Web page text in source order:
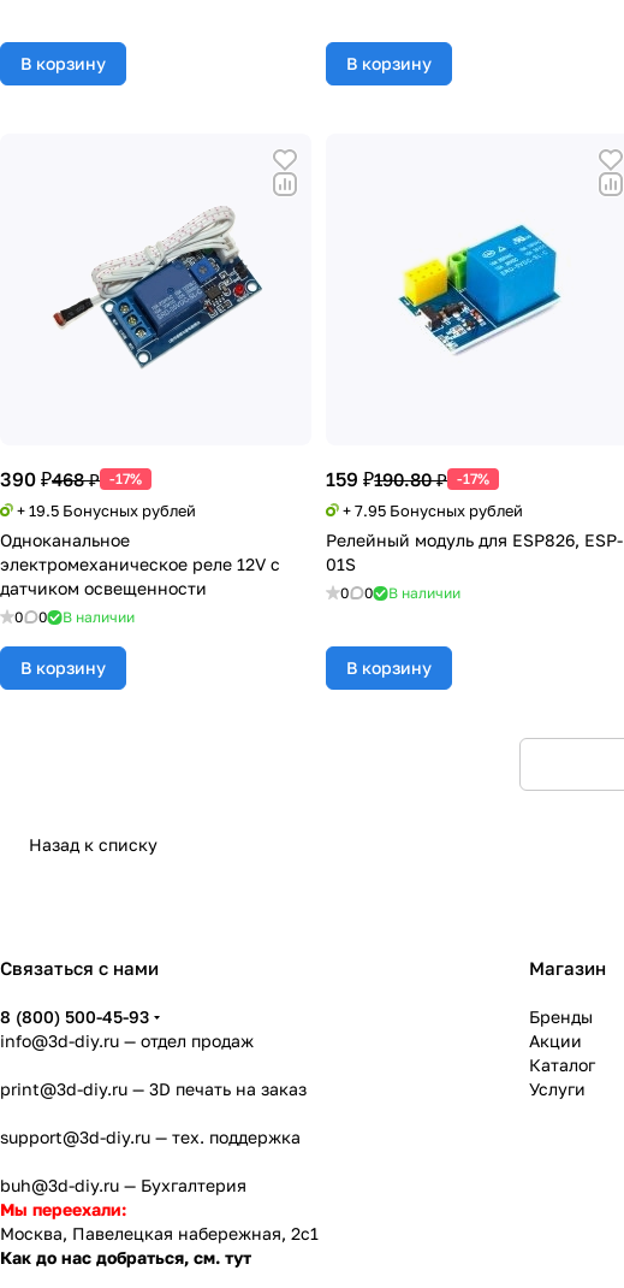
В корзину В корзину
390 ₽468 ₽ -17%
+ 19.5 Бонусных рублей
Одноканальное
электромеханическое реле 12V с
датчиком освещенности
0 0 В наличии
В корзину
159 ₽190.80 ₽ -17%
+ 7.95 Бонусных рублей
Релейный модуль для ESP826, ESP-
01S
0 0 В наличии
В корзину
Назад к списку
Связаться с нами
8 (800) 500-45-93
info@3d-diy.ru — отдел продаж
print@3d-diy.ru — 3D печать на заказ
support@3d-diy.ru — тех. поддержка
buh@3d-diy.ru — Бухгалтерия
Мы переехали:
Москва, Павелецкая набережная, 2с1
Как до нас добраться, см. тут
Магазин
Бренды
Акции
Каталог
Услуги